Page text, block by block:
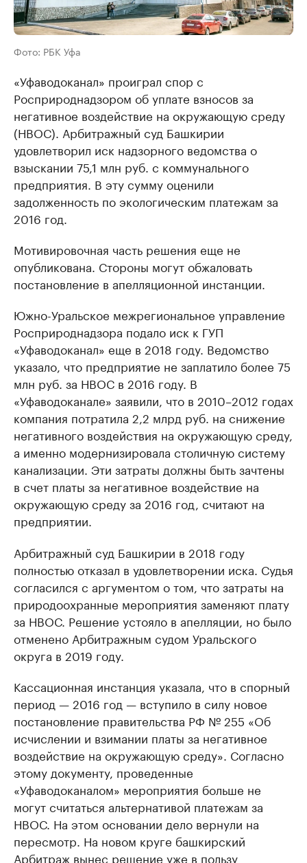
Фото: РБК Уфа
«Уфаводоканал» проиграл спор с
Росприроднадзором об уплате взносов за
негативное воздействие на окружающую среду
(НВОС). Арбитражный суд Башкирии
удовлетворил иск надзорного ведомства о
взыскании 75,1 млн руб. с коммунального
предприятия. В эту сумму оценили
задолженность по экологическим платежам за
2016 год.
Мотивировочная часть решения еще не
опубликована. Стороны могут обжаловать
постановление в апелляционной инстанции.
Южно-Уральское межрегиональное управление
Росприроднадзора подало иск к ГУП
«Уфаводоканал» еще в 2018 году. Ведомство
указало, что предприятие не заплатило более 75
млн руб. за НВОС в 2016 году. В
«Уфаводоканале» заявили, что в 2010–2012 годах
компания потратила 2,2 млрд руб. на снижение
негативного воздействия на окружающую среду,
а именно модернизировала столичную систему
канализации. Эти затраты должны быть зачтены
в счет платы за негативное воздействие на
окружающую среду за 2016 год, считают на
предприятии.
Арбитражный суд Башкирии в 2018 году
полностью отказал в удовлетворении иска. Судья
согласился с аргументом о том, что затраты на
природоохранные мероприятия заменяют плату
за НВОС. Решение устояло в апелляции, но было
отменено Арбитражным судом Уральского
округа в 2019 году.
Кассационная инстанция указала, что в спорный
период — 2016 год — вступило в силу новое
постановление правительства РФ № 255 «Об
исчислении и взимании платы за негативное
воздействие на окружающую среду». Согласно
этому документу, проведенные
«Уфаводоканалом» мероприятия больше не
могут считаться альтернативой платежам за
НВОС. На этом основании дело вернули на
пересмотр. На новом круге башкирский
Арбитраж вынес решение уже в пользу